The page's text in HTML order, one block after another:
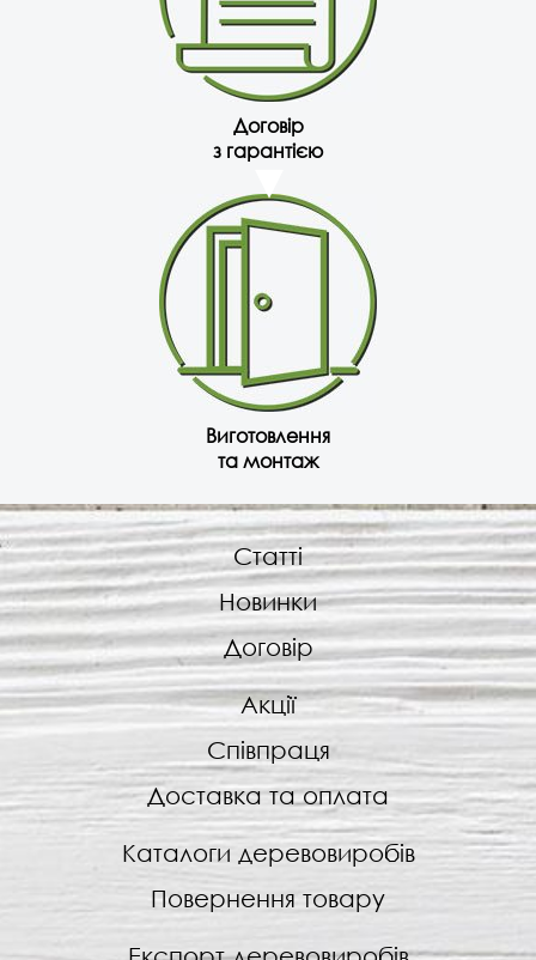
Договір
з гарантією
Виготовлення
та монтаж
Статті
Новинки
Договір
Акції
Співпраця
Доставка та оплата
Каталоги деревовиробів
Повернення товару